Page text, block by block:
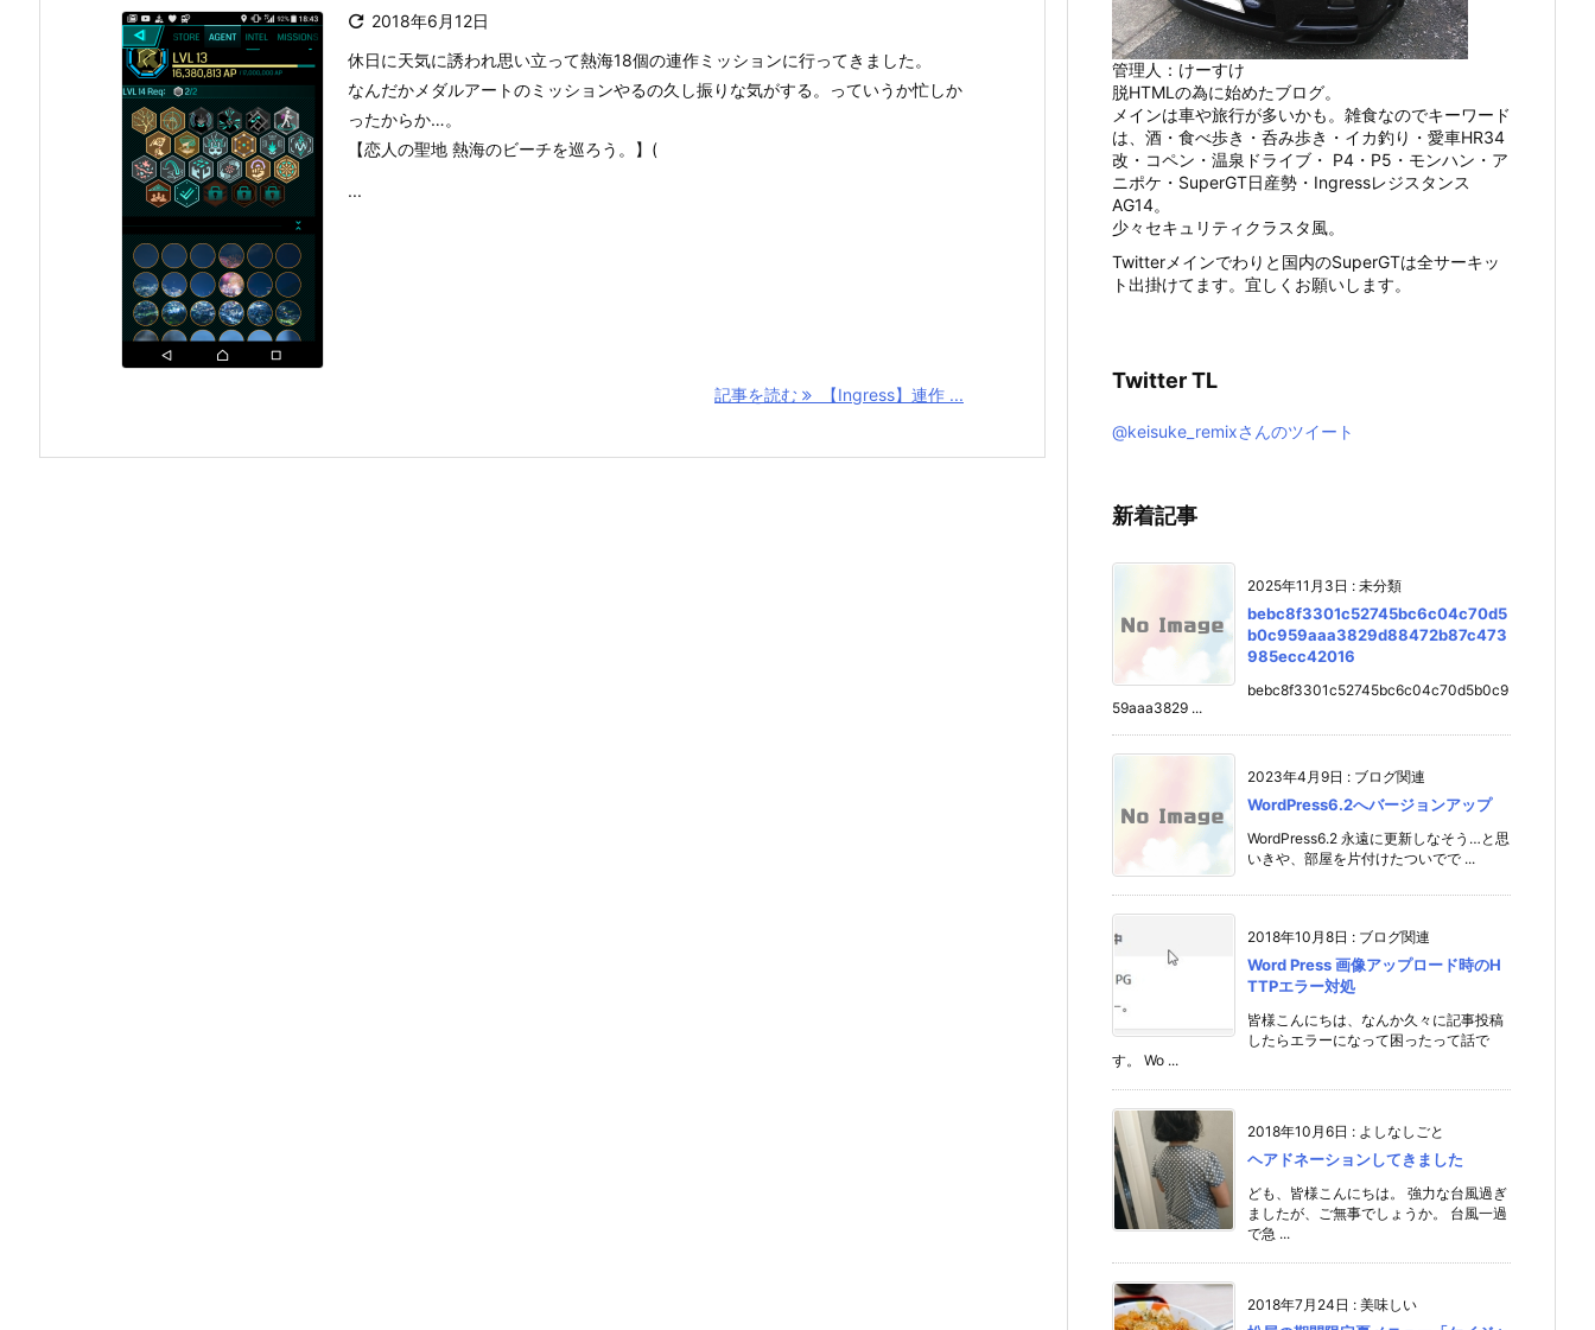
 2018年6月12日
休日に天気に誘われ思い立って熱海18個の連作ミッションに行ってきました。
なんだかメダルアートのミッションやるの久し振りな気がする。っていうか忙しか
ったからか…。
【恋人の聖地 熱海のビーチを巡ろう。】(
...
記事を読む 【Ingress】連作 ...
管理人：けーすけ
脱HTMLの為に始めたブログ。
メインは車や旅行が多いかも。雑食なのでキーワード
は、酒・食べ歩き・呑み歩き・イカ釣り・愛車HR34
改・コペン・温泉ドライブ・ P4・P5・モンハン・ア
ニポケ・SuperGT日産勢・Ingressレジスタンス
AG14。
少々セキュリティクラスタ風。
Twitterメインでわりと国内のSuperGTは全サーキッ
ト出掛けてます。宜しくお願いします。
Twitter TL
@keisuke_remixさんのツイート
新着記事
2025年11月3日 : 未分類
bebc8f3301c52745bc6c04c70d5
b0c959aaa3829d88472b87c473
985ecc42016
bebc8f3301c52745bc6c04c70d5b0c9
59aaa3829 ...
2023年4月9日 : ブログ関連
WordPress6.2へバージョンアップ
WordPress6.2 永遠に更新しなそう…と思
いきや、部屋を片付けたついでで ...
2018年10月8日 : ブログ関連
Word Press 画像アップロード時のH
TTPエラー対処
皆様こんにちは、なんか久々に記事投稿
したらエラーになって困ったって話で
す。 Wo ...
2018年10月6日 : よしなしごと
ヘアドネーションしてきました
ども、皆様こんにちは。 強力な台風過ぎ
ましたが、ご無事でしょうか。 台風一過
で急 ...
2018年7月24日 : 美味しい